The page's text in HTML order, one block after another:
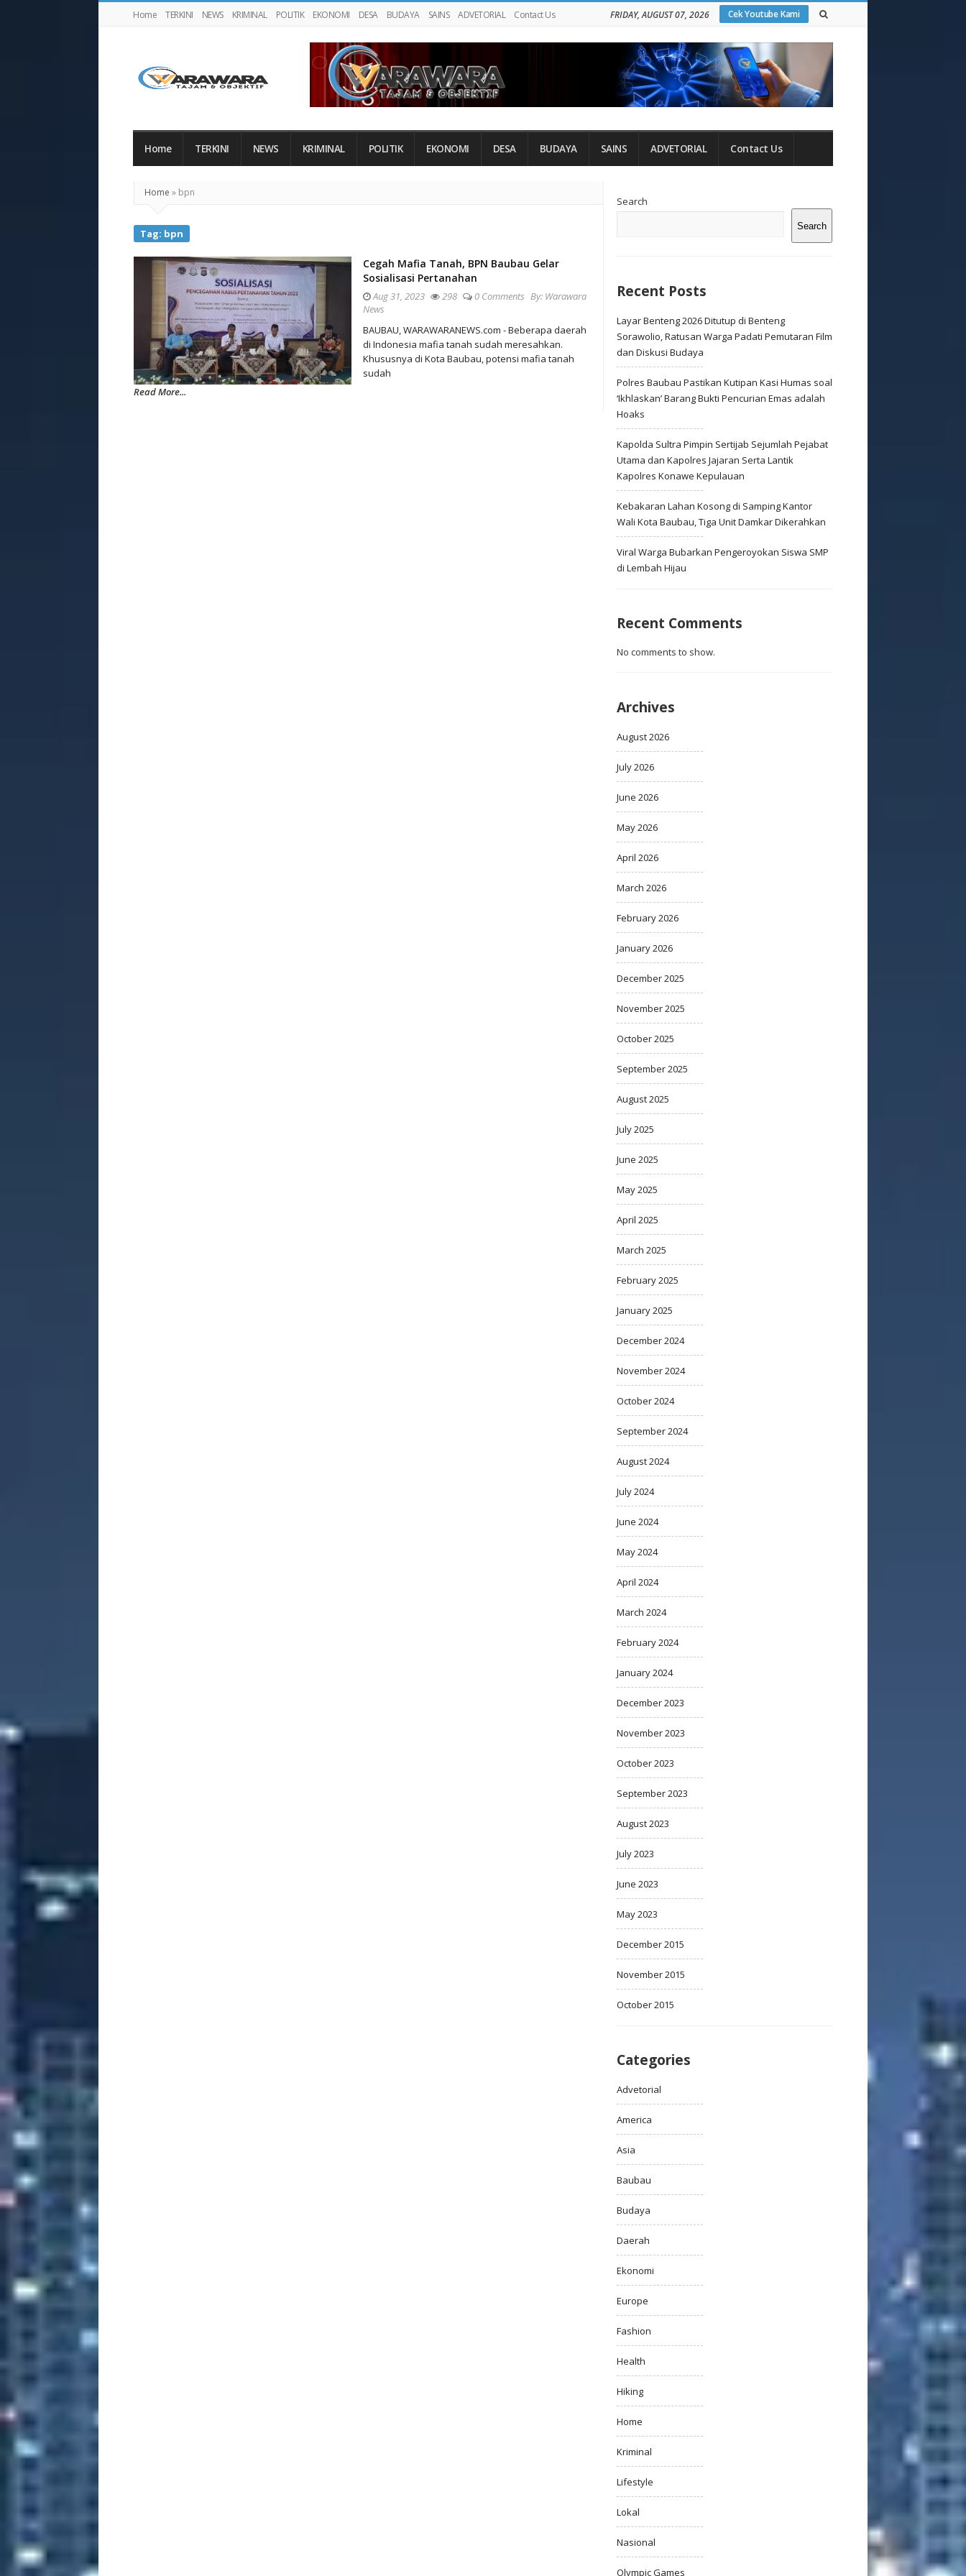
Home TERKINI NEWS KRIMINAL POLITIK EKONOMI DESA BUDAYA SAINS ADVETORIAL Contact Us Cek Youtube Kami
FRIDAY, AUGUST 07, 2026
Home TERKINI NEWS KRIMINAL POLITIK EKONOMI DESA BUDAYA SAINS ADVETORIAL Contact Us
Home » bpn
Tag: bpn
Cegah Mafia Tanah, BPN Baubau Gelar
Sosialisasi Pertanahan
Aug 31, 2023 298 0 Comments By: Warawara
News
BAUBAU, WARAWARANEWS.com - Beberapa daerah
di Indonesia mafia tanah sudah meresahkan.
Khususnya di Kota Baubau, potensi mafia tanah
sudah
Read More...
Sidebar
Search
Search
Recent Posts
Layar Benteng 2026 Ditutup di Benteng
Sorawolio, Ratusan Warga Padati Pemutaran Film
dan Diskusi Budaya
Polres Baubau Pastikan Kutipan Kasi Humas soal
‘Ikhlaskan’ Barang Bukti Pencurian Emas adalah
Hoaks
Kapolda Sultra Pimpin Sertijab Sejumlah Pejabat
Utama dan Kapolres Jajaran Serta Lantik
Kapolres Konawe Kepulauan
Kebakaran Lahan Kosong di Samping Kantor
Wali Kota Baubau, Tiga Unit Damkar Dikerahkan
Viral Warga Bubarkan Pengeroyokan Siswa SMP
di Lembah Hijau
Recent Comments
No comments to show.
Archives
August 2026
July 2026
June 2026
May 2026
April 2026
March 2026
February 2026
January 2026
December 2025
November 2025
October 2025
September 2025
August 2025
July 2025
June 2025
May 2025
April 2025
March 2025
February 2025
January 2025
December 2024
November 2024
October 2024
September 2024
August 2024
July 2024
June 2024
May 2024
April 2024
March 2024
February 2024
January 2024
December 2023
November 2023
October 2023
September 2023
August 2023
July 2023
June 2023
May 2023
December 2015
November 2015
October 2015
Categories
Advetorial
America
Asia
Baubau
Budaya
Daerah
Ekonomi
Europe
Fashion
Health
Hiking
Home
Kriminal
Lifestyle
Lokal
Nasional
Olympic Games